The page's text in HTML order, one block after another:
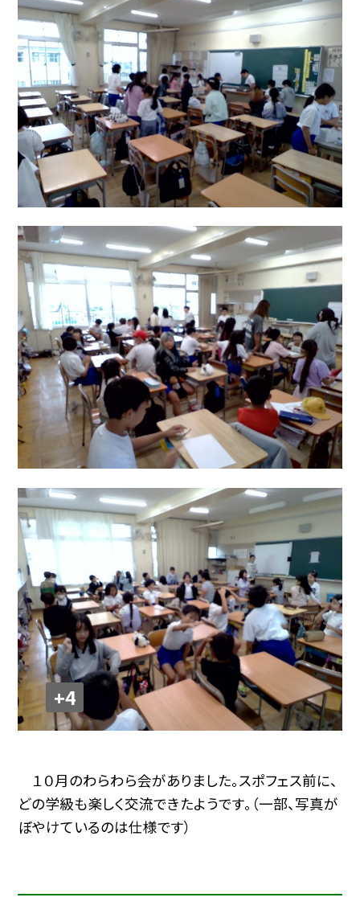
+4
１０月のわらわら会がありました。スポフェス前に、
どの学級も楽しく交流できたようです。（一部、写真が
ぼやけているのは仕様です）